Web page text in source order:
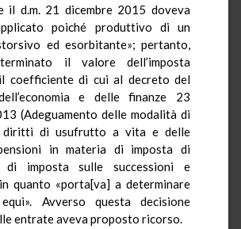
il d.m. 21 dicembre 2015 doveva
poiché produttivo di un
ed esorbitante»; pertanto,
il valore dell’imposta
coefficiente di cui al decreto del
e delle finanze 23
(Adeguamento delle modalità di
diritti di usufrutto a vita e delle
in materia di imposta di
imposta sulle successioni e
quanto «porta[va] a determinare
Avverso questa decisione
entrate aveva proposto ricorso.